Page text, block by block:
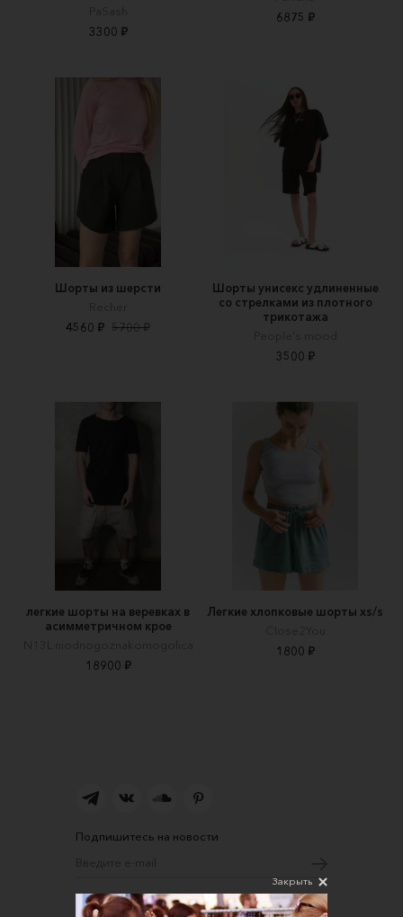
PaSash
3300 ₽
6875 ₽
Шорты из шерсти
Recher
4560 ₽ 5700 ₽
Шорты унисекс удлиненные
со стрелками из плотного
трикотажа
People's mood
3500 ₽
легкие шорты на веревках в
асимметричном крое
N13L niodnogoznakomogolica
18900 ₽
Легкие хлопковые шорты xs/s
Close2You
1800 ₽
Подпишитесь на новости
Соглашаюсь на обработку персональных
Закрыть